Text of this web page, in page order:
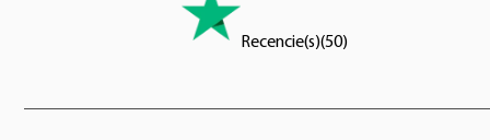
Recencie(s)(50)